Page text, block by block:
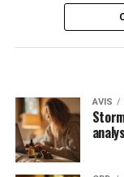
l’extrait de
vie ou routine de
Charlotte’s
des arômes
que vous
extrait de
nutraceutiques
En bref, si vous
AVIS